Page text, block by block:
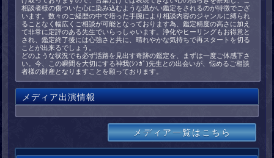
相談者様の傷ついた心に染み込むような温かい鑑定をされるのが特徴でござ
います。数々のご経歴の中で培った手腕により相談内容のジャンルに縛られ
ることなく幅広くご相談が可能となっております為、鑑定精度の高さに加え
て非常に定評のある先生でいらっしゃいます。浄化やヒーリングもお得意と
され、鑑定終了後には心強さと共に、晴れやかな気持ちで再スタートを切る
ことが出来るでしょう。
どのような状況でも必ず活路を見出す奇跡の鑑定を、まずは一度ご体感下さ
い。今、この瞬間を大切にする神我(ｼﾝｶﾞ)先生との出会いが、悩めるご相談
者様の財産となりますことを願っております。
メディア出演情報
メディア一覧はこちら